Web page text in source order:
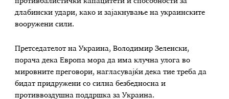
длабински удари, како и зајакнување на украинските
вооружени сили.
Претседателот на Украина, Володимир Зеленски,
порача дека Европа мора да има клучна улога во
мировните преговори, нагласувајќи дека тие треба да
бидат придружени со силна безбедносна и
противвоздушна поддршка за Украина.